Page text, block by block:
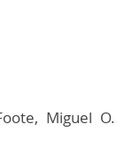
Miguel O.